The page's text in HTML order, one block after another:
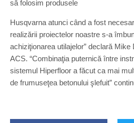
să folosim produsele
Husqvarna atunci când a fost
realizării proiectelor noastre s-a
achiziţionarea utilajelor” declară
ACS. “Combinaţia puternică între
sistemul Hiperfloor a făcut ca mai
de frumuseţea betonului şlefuit”